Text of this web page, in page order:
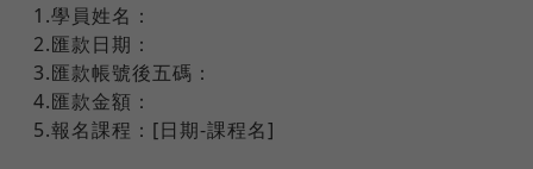
1.學員姓名：
2.匯款日期：
3.匯款帳號後五碼：
4.匯款金額：
5.報名課程：[日期-課程名]